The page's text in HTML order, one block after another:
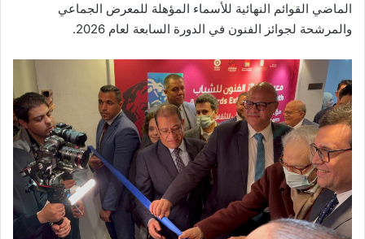
الماضي القوائم النهائية للأسماء المؤهلة للمعرض الجماعي
والمرشحة لجوائز الفنون في الدورة السابعة لعام 2026.